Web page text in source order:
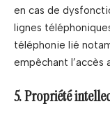
en cas de
lignes
téléphonie lié
empêchant l’accès
5. Propriété